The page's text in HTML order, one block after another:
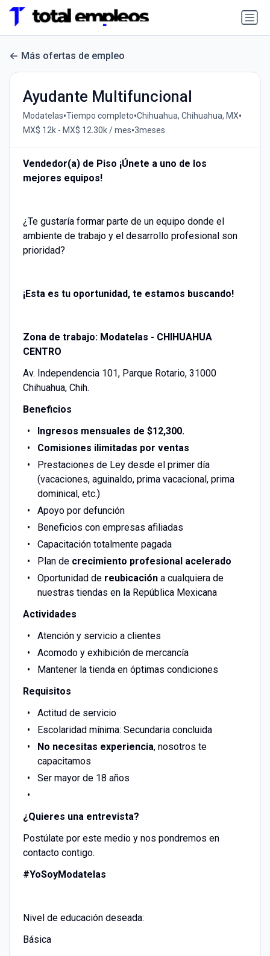
Más ofertas de empleo
Ayudante Multifuncional
Modatelas•Tiempo completo•Chihuahua, Chihuahua, MX•
MX$ 12k - MX$ 12.30k / mes•3meses
Vendedor(a) de Piso ¡Únete a uno de los
mejores equipos!
¿Te gustaría formar parte de un equipo donde el
ambiente de trabajo y el desarrollo profesional son
prioridad?
¡Esta es tu oportunidad, te estamos buscando!
Zona de trabajo: Modatelas - CHIHUAHUA
CENTRO
Av. Independencia 101, Parque Rotario, 31000
Chihuahua, Chih.
Beneficios
Ingresos mensuales de $12,300.
Comisiones ilimitadas por ventas
Prestaciones de Ley desde el primer día
(vacaciones, aguinaldo, prima vacacional, prima
dominical, etc.)
Apoyo por defunción
Beneficios con empresas afiliadas
Capacitación totalmente pagada
Plan de crecimiento profesional acelerado
Oportunidad de reubicacióna cualquiera de
nuestras tiendas en la República Mexicana
Actividades
Atención y servicio a clientes
Acomodo y exhibición de mercancía
Mantener la tienda en óptimas condiciones
Requisitos
Actitud de servicio
Escolaridad mínima: Secundaria concluida
No necesitas experiencia, nosotros te
capacitamos
Ser mayor de 18 años
¿Quieres una entrevista?
Postúlate por este medio y nos pondremos en
contacto contigo.
#YoSoyModatelas
Nivel de educación deseada:
Básica